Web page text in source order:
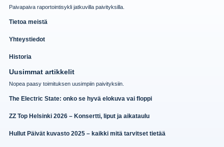
Paivapaiva raportointisykli jatkuvilla paivityksilla.
Tietoa meistä
Yhteystiedot
Historia
Uusimmat artikkelit
Nopea paasy toimituksen uusimpiin paivityksiin.
The Electric State: onko se hyvä elokuva vai floppi
ZZ Top Helsinki 2026 – Konsertti, liput ja aikataulu
Hullut Päivät kuvasto 2025 – kaikki mitä tarvitset tietää